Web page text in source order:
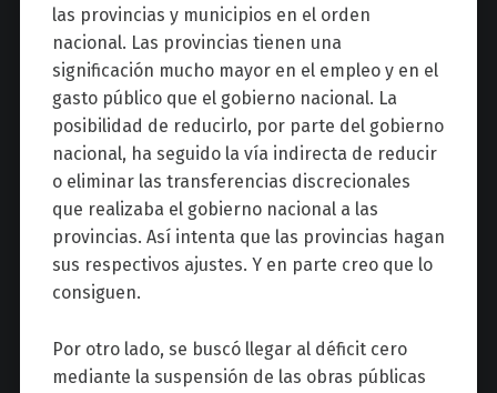
las provincias y municipios en el orden
nacional. Las provincias tienen una
significación mucho mayor en el empleo y en el
gasto público que el gobierno nacional. La
posibilidad de reducirlo, por parte del gobierno
nacional, ha seguido la vía indirecta de reducir
o eliminar las transferencias discrecionales
que realizaba el gobierno nacional a las
provincias. Así intenta que las provincias hagan
sus respectivos ajustes. Y en parte creo que lo
consiguen.
Por otro lado, se buscó llegar al déficit cero
mediante la suspensión de las obras públicas